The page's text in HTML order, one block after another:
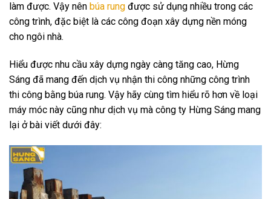
làm được. Vậy nên búa rung được sử dụng nhiều trong các
công trình, đặc biệt là các công đoạn xây dựng nền móng
cho ngôi nhà.
Hiểu được nhu cầu xây dựng ngày càng tăng cao, Hừng
Sáng đã mang đến dịch vụ nhận thi công những công trình
thi công bằng búa rung. Vậy hãy cùng tìm hiểu rõ hơn về loại
máy móc này cũng như dịch vụ mà công ty Hừng Sáng mang
lại ở bài viết dưới đây: